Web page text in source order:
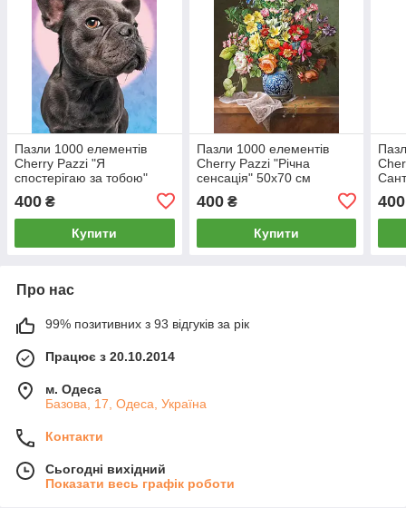
Пазли 1000 елементів
Cherry Pazzi "Я
спостерігаю за тобою"
400 ₴
Купити
Пазли 1000 елементів
Cherry Pazzi "Річна
сенсація" 50х70 см
400₴
Купити
400
Про нас
99% позитивних з 93 відгуків за рік
Працює з 20.10.2014
м. Одеса
Базова, 17, Одеса, Україна
Контакти
Сьогодні вихідний
Показати весь графік роботи